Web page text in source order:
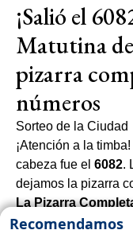
¡Salió el
Matutina
pizarra
números
Sorteo de la Ciudad
¡Atención a la
cabeza fue el 6082.
dejamos la pizarra
La Pizarra
6082